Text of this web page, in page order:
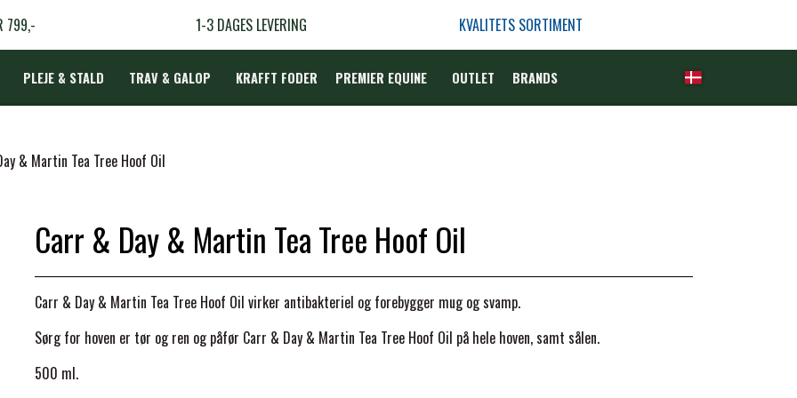
799,- 1-3 DAGES LEVERING KVALITETS SORTIMENT
PLEJE & STALD TRAV & GALOP KRAFFT FODER PREMIER EQUINE OUTLET BRANDS
& Martin Tea Tree Hoof Oil
Carr & Day & Martin Tea Tree Hoof Oil
Carr & Day & Martin Tea Tree Hoof Oil virker antibakteriel og forebygger mug og svamp.
Sørg for hoven er tør og ren og påfør Carr & Day & Martin Tea Tree Hoof Oil på hele hoven, samt sålen.
500 ml.